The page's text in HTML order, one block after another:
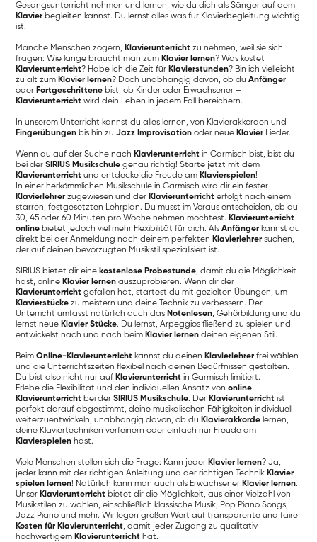
Gesangsunterricht nehmen und lernen, wie du dich als Sänger auf dem
Klavier begleiten kannst. Du lernst alles was für Klavierbegleitung wichtig
ist.
Manche Menschen zögern, Klavierunterricht zu nehmen, weil sie sich
fragen: Wie lange braucht man zum Klavier lernen? Was kostet
Klavierunterricht? Habe ich die Zeit für Klavierstunden? Bin ich vielleicht
zu alt zum Klavier lernen? Doch unabhängig davon, ob duAnfänger
oder Fortgeschrittene bist, ob Kinder oder Erwachsener –
Klavierunterricht wird dein Leben in jedem Fall bereichern.
In unserem Unterricht kannst du alles lernen, von Klavierakkorden und
Fingerübungen bis hin zuJazz Improvisation oder neue Klavier Lieder.
Wenn du auf der Suche nach Klavierunterricht in Garmisch bist, bist du
bei derSIRIUS Musikschule genau richtig! Starte jetzt mit dem
Klavierunterricht und entdecke die Freude am Klavierspielen!
In einer herkömmlichen Musikschule in Garmisch wird dir ein fester
Klavierlehrer zugewiesen und der Klavierunterricht erfolgt nach einem
starren, festgesetzten Lehrplan. Du musst im Voraus entscheiden, ob du
30, 45 oder 60 Minuten pro Woche nehmen möchtest. Klavierunterricht
online bietet jedoch viel mehr Flexibilität für dich. AlsAnfänger kannst du
direkt bei der Anmeldung nach deinem perfekten Klavierlehrer suchen,
der auf deinen bevorzugten Musikstil spezialisiert ist.
SIRIUS bietet dir eine kostenlose Probestunde, damit du die Möglichkeit
hast, online Klavier lernen auszuprobieren. Wenn dir der
Klavierunterricht gefallen hat, startest du mit gezielten Übungen, um
Klavierstücke zu meistern und deine Technik zu verbessern. Der
Unterricht umfasst natürlich auch das Notenlesen, Gehörbildung und du
lernst neue Klavier Stücke. Du lernst, Arpeggios fließend zu spielen und
entwickelst nach und nach beim Klavier lernen deinen eigenen Stil.
BeimOnline-Klavierunterricht kannst du deinen Klavierlehrer frei wählen
und die Unterrichtszeiten flexibel nach deinen Bedürfnissen gestalten.
Du bist also nicht nur auf Klavierunterricht in Garmisch limitiert.
Erlebe die Flexibilität und den individuellen Ansatz vononline
Klavierunterricht bei derSIRIUS Musikschule. Der Klavierunterricht ist
perfekt darauf abgestimmt, deine musikalischen Fähigkeiten individuell
weiterzuentwickeln, unabhängig davon, ob du Klavierakkorde lernen,
deine Klaviertechniken verfeinern oder einfach nur Freude am
Klavierspielen hast.
Viele Menschen stellen sich die Frage: Kann jeder Klavier lernen? Ja,
jeder kann mit der richtigen Anleitung und der richtigen Technik Klavier
spielen lernen! Natürlich kann man auch als Erwachsener Klavier lernen.
Unser Klavierunterricht bietet dir die Möglichkeit, aus einer Vielzahl von
Musikstilen zu wählen, einschließlich klassische Musik, Pop Piano Songs,
Jazz Piano und mehr. Wir legen großen Wert auf transparente und faire
Kosten für Klavierunterricht, damit jeder Zugang zu qualitativ
hochwertigem Klavierunterricht hat.